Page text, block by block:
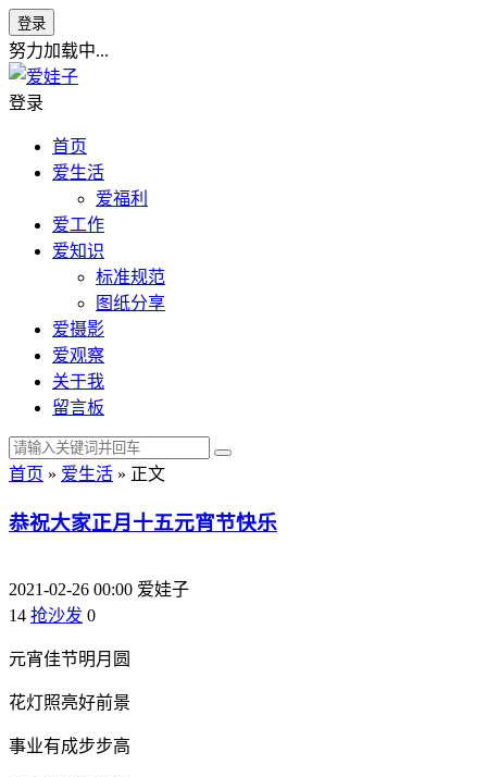
登录
努力加载中...
登录
首页
爱生活
爱福利
爱工作
爱知识
标准规范
图纸分享
爱摄影
爱观察
关于我
留言板
首页 » 爱生活 » 正文
恭祝大家正月十五元宵节快乐
2021-02-26 00:00 爱娃子
14 抢沙发 0
元宵佳节明月圆
花灯照亮好前景
事业有成步步高